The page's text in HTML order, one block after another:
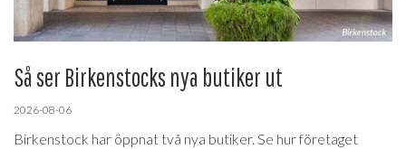
Så ser Birkenstocks nya butiker ut
2026-08-06
Birkenstock har öppnat två nya butiker. Se hur företaget